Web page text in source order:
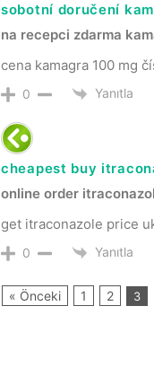
sobotní doručení
na recepci zdarma
cena kamagra 100 mg
0 Yanıtla
cheapest buy
online order
get itraconazole price
0 Yanıtla
« Önceki 1 2 3